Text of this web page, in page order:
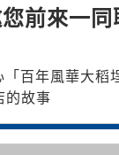
前來一同
「百年風華大稻
的故事